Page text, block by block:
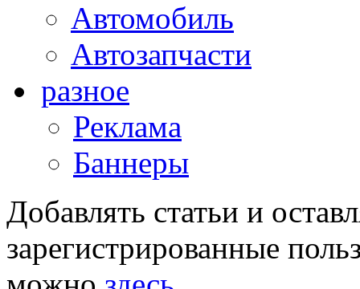
Автомобиль
Автозапчасти
разное
Реклама
Баннеры
Добавлять статьи и
зарегистрированные